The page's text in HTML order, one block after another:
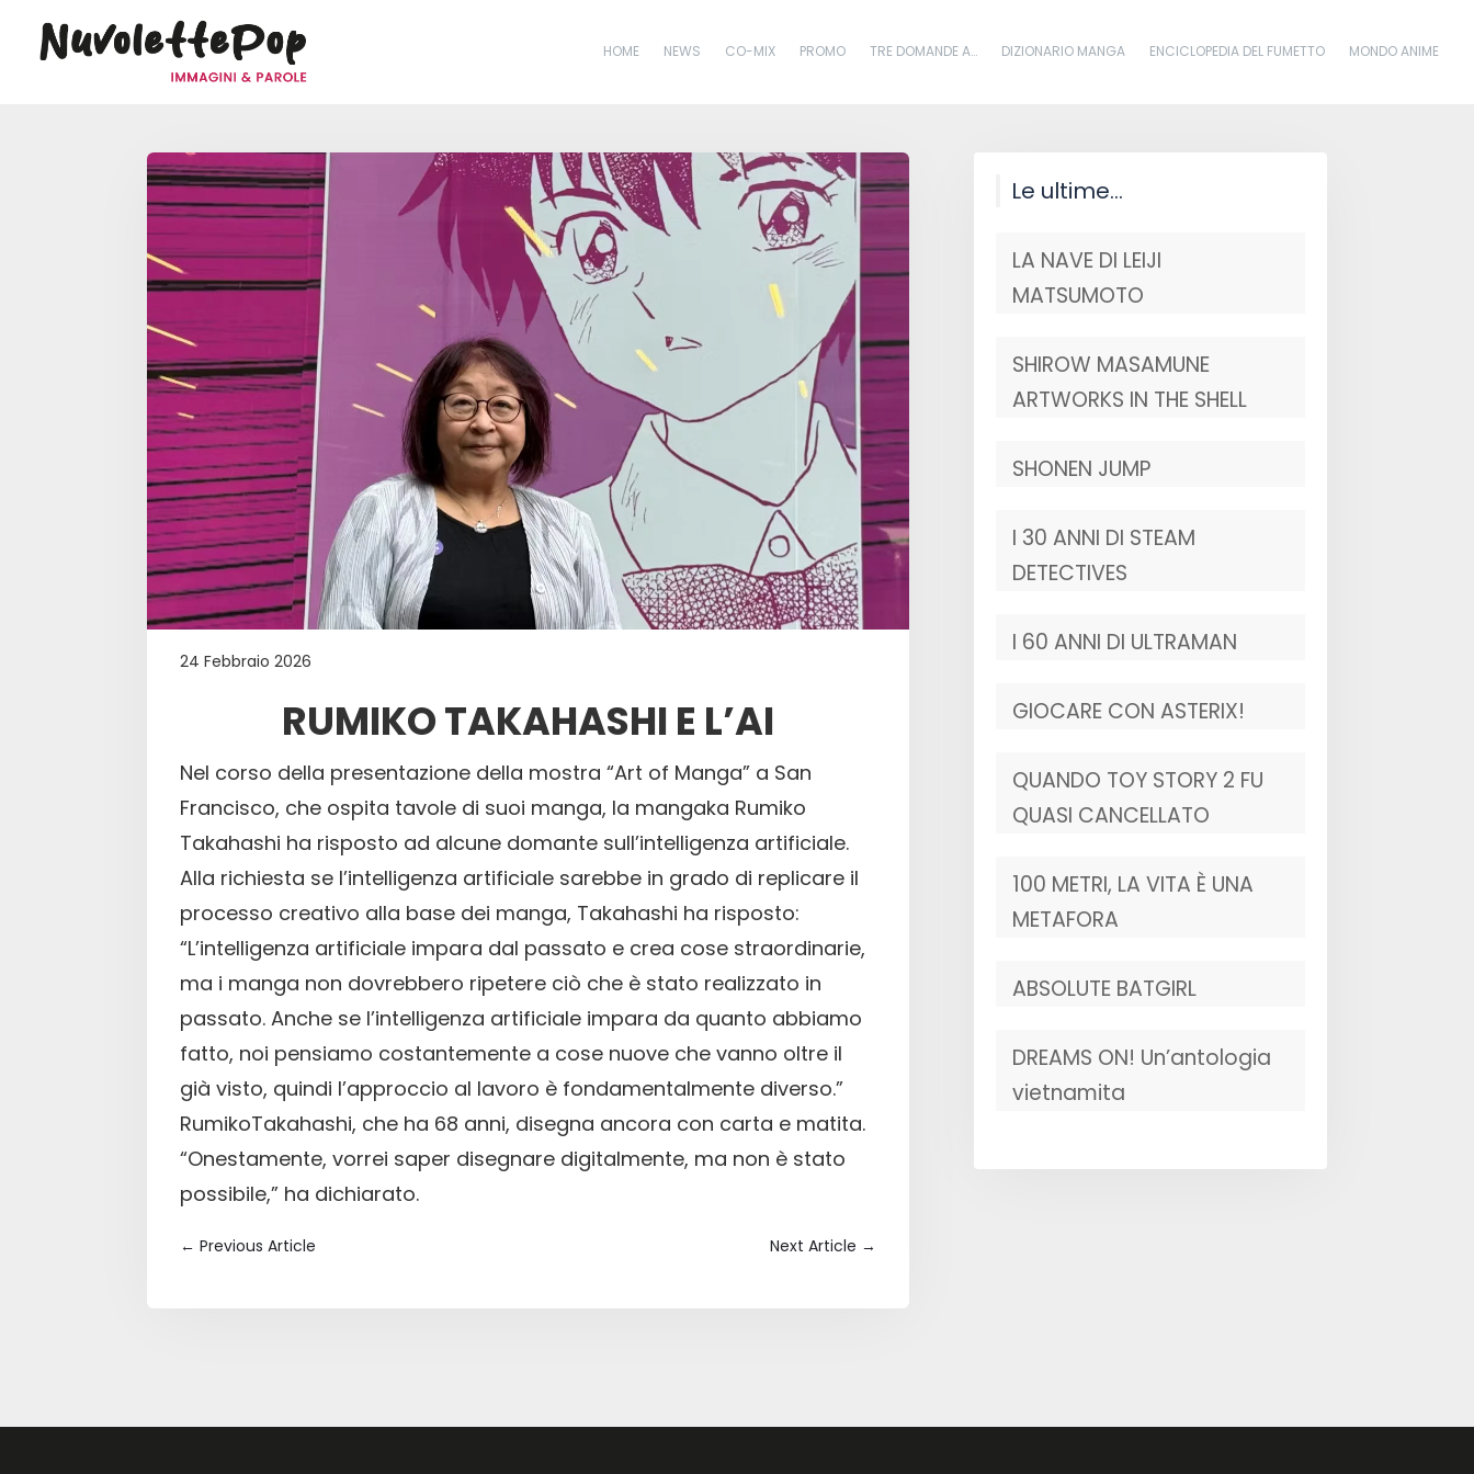
HOME NEWS CO-MIX PROMO TRE DOMANDE A… DIZIONARIO MANGA ENCICLOPEDIA DEL FUMETTO MONDO ANIME
24 Febbraio 2026
RUMIKO TAKAHASHI E L’AI
Nel corso della presentazione della mostra “Art of Manga” a San
Francisco, che ospita tavole di suoi manga, la mangaka Rumiko
Takahashi ha risposto ad alcune domante sull’intelligenza artificiale.
Alla richiesta se l’intelligenza artificiale sarebbe in grado di replicare il
processo creativo alla base dei manga, Takahashi ha risposto:
“L’intelligenza artificiale impara dal passato e crea cose straordinarie,
ma i manga non dovrebbero ripetere ciò che è stato realizzato in
passato. Anche se l’intelligenza artificiale impara da quanto abbiamo
fatto, noi pensiamo costantemente a cose nuove che vanno oltre il
già visto, quindi l’approccio al lavoro è fondamentalmente diverso.”
RumikoTakahashi, che ha 68 anni, disegna ancora con carta e matita.
“Onestamente, vorrei saper disegnare digitalmente, ma non è stato
possibile,” ha dichiarato.
←Previous Article Next Article →
Le ultime…
LA NAVE DI LEIJI
MATSUMOTO
SHIROW MASAMUNE
ARTWORKS IN THE SHELL
SHONEN JUMP
I 30 ANNI DI STEAM
DETECTIVES
I 60 ANNI DI ULTRAMAN
GIOCARE CON ASTERIX!
QUANDO TOY STORY 2 FU
QUASI CANCELLATO
100 METRI, LA VITA È UNA
METAFORA
ABSOLUTE BATGIRL
DREAMS ON! Un’antologia
vietnamita